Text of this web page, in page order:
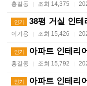
홍길동 | 조회 14,375 |
인기 38평 거실 인테
이기용 | 조회 15,426 |
인기 아파트 인테리
홍길동 | 조회 15,792 |
인기 아파트 인테리